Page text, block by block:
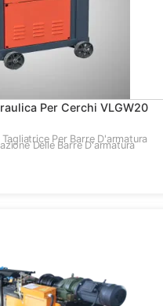
Per Cerchi VLGW20
Per Barre D'armatura
Delle Barre D'armatura